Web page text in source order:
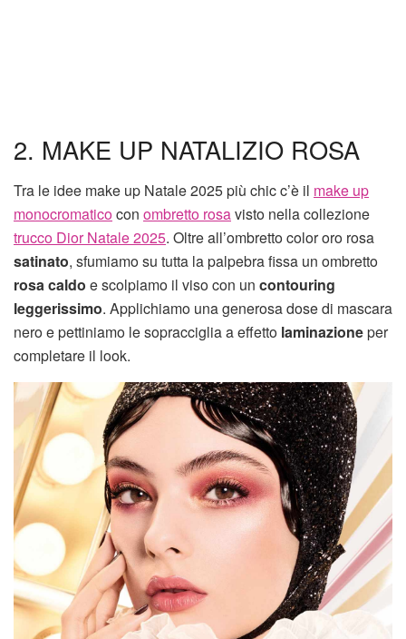
2. MAKE UP NATALIZIO ROSA
Tra le idee make up Natale 2025 più chic c’è il make up
monocromaticocon ombretto rosavisto nella collezione
trucco Dior Natale 2025. Oltre all’ombretto color oro rosa
satinato, sfumiamo su tutta la palpebra fissa un ombretto
rosa caldo e scolpiamo il viso con un contouring
leggerissimo. Applichiamo una generosa dose di mascara
nero e pettiniamo le sopracciglia a effetto laminazioneper
completare il look.